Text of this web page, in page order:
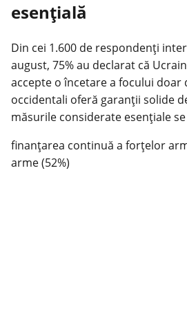
esențială
Din cei 1.600 de respondenți
august, 75% au declarat că
accepte o încetare a focului doar
occidentali oferă garanții solide
măsurile considerate esențiale
finanțarea continuă a forțelor
arme (52%)